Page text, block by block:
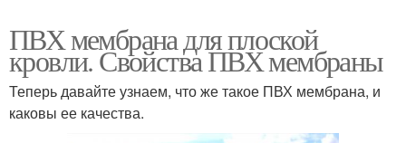
ПВХ мембрана для плоской
кровли. Свойства ПВХ мембраны
Теперь давайте узнаем, что же такое ПВХ мембрана, и
каковы ее качества.